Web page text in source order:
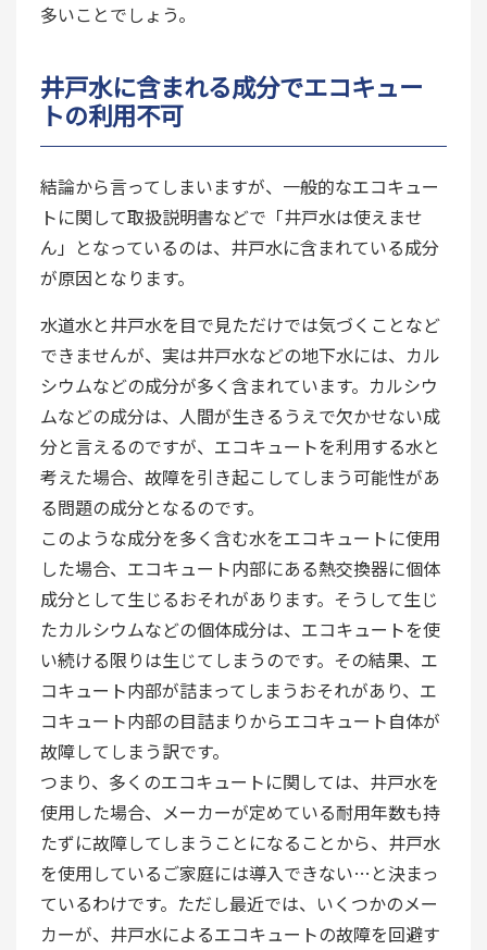
多いことでしょう。
井戸水に含まれる成分でエコキュー
トの利用不可
結論から言ってしまいますが、一般的なエコキュー
トに関して取扱説明書などで「井戸水は使えませ
ん」となっているのは、井戸水に含まれている成分
が原因となります。
水道水と井戸水を目で見ただけでは気づくことなど
できませんが、実は井戸水などの地下水には、カル
シウムなどの成分が多く含まれています。カルシウ
ムなどの成分は、人間が生きるうえで欠かせない成
分と言えるのですが、エコキュートを利用する水と
考えた場合、故障を引き起こしてしまう可能性があ
る問題の成分となるのです。
このような成分を多く含む水をエコキュートに使用
した場合、エコキュート内部にある熱交換器に個体
成分として生じるおそれがあります。そうして生じ
たカルシウムなどの個体成分は、エコキュートを使
い続ける限りは生じてしまうのです。その結果、エ
コキュート内部が詰まってしまうおそれがあり、エ
コキュート内部の目詰まりからエコキュート自体が
故障してしまう訳です。
つまり、多くのエコキュートに関しては、井戸水を
使用した場合、メーカーが定めている耐用年数も持
たずに故障してしまうことになることから、井戸水
を使用しているご家庭には導入できない…と決まっ
ているわけです。ただし最近では、いくつかのメー
カーが、井戸水によるエコキュートの故障を回避す